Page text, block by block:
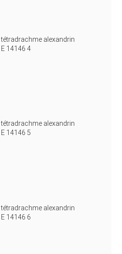
tétradrachme alexandrin
E 14146 4
tétradrachme alexandrin
E 14146 5
tétradrachme alexandrin
E 14146 6